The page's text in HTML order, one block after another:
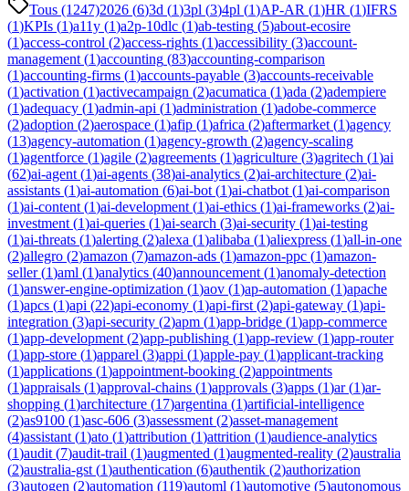
Tous (1247)2026 (6)3d (1)3pl (3)4pl (1)AP-AR (1)HR (1)IFRS
(1)KPIs (1)a11y (1)a2p-10dlc (1)ab-testing (5)about-ecosire
(1)access-control (2)access-rights (1)accessibility (3)account-
management (1)accounting (83)accounting-comparison
(1)accounting-firms (1)accounts-payable (3)accounts-receivable
(1)activation (1)activecampaign (2)acumatica (1)ada (2)adempiere
(1)adequacy (1)admin-api (1)administration (1)adobe-commerce
(2)adoption (2)aerospace (1)afip (1)africa (2)aftermarket (1)agency
(13)agency-automation (1)agency-growth (2)agency-scaling
(1)agentforce (1)agile (2)agreements (1)agriculture (3)agritech (1)ai
(62)ai-agent (1)ai-agents (38)ai-analytics (2)ai-architecture (2)ai-
assistants (1)ai-automation (6)ai-bot (1)ai-chatbot (1)ai-comparison
(1)ai-content (1)ai-development (1)ai-ethics (1)ai-frameworks (2)ai-
investment (1)ai-queries (1)ai-search (3)ai-security (1)ai-testing
(1)ai-threats (1)alerting (2)alexa (1)alibaba (1)aliexpress (1)all-in-one
(2)allegro (2)amazon (7)amazon-ads (1)amazon-ppc (1)amazon-
seller(1)aml (1)analytics (40)announcement (1)anomaly-detection
(1)answer-engine-optimization (1)aov (1)ap-automation (1)apache
(1)apcs (1)api (22)api-economy (1)api-first (2)api-gateway (1)api-
integration (3)api-security (2)apm (1)app-bridge (1)app-commerce
(1)app-development (2)app-publishing (1)app-review (1)app-router
(1)app-store (1)apparel (3)appi (1)apple-pay (1)applicant-tracking
(1)applications (1)appointment-booking (2)appointments
(1)appraisals (1)approval-chains (1)approvals (3)apps (1)ar(1)ar-
shopping (1)architecture (17)argentina (1)artificial-intelligence
(2)as9100 (1)asc-606 (3)assessment (2)asset-management
(4)assistant (1)ato (1)attribution (1)attrition (1)audience-analytics
(1)audit (7)audit-trail (1)augmented (1)augmented-reality (2)australia
(2)australia-gst (1)authentication (6)authentik (2)authorization
(3)autogen (2)automation (119)automl (1)automotive (5)autonomous